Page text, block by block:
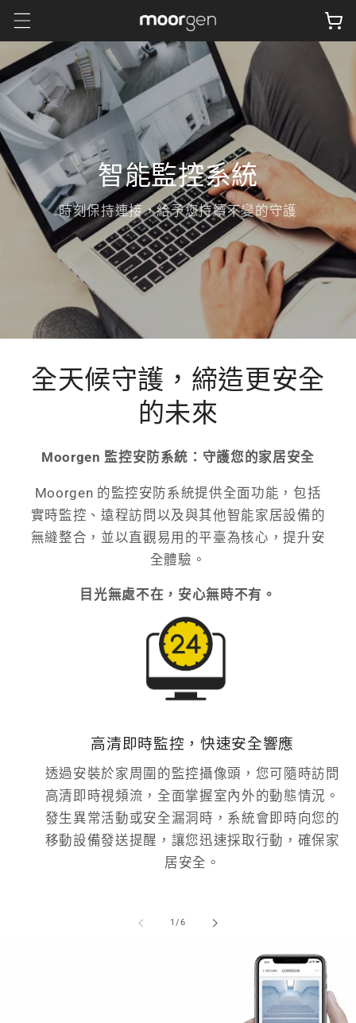
跳至內
容
物
車
智能監控系統
時刻保持連接，給予您持續不變的守護
全天候守護，締造更安全
的未來
Moorgen 監控安防系統：守護您的家居安全
Moorgen 的監控安防系統提供全面功能，包括
實時監控、遠程訪問以及與其他智能家居設備的
無縫整合，並以直觀易用的平臺為核心，提升安
全體驗。
目光無處不在，安心無時不有。
高清即時監控，快速安全響應
透過安裝於家周圍的監控攝像頭，您可隨時訪問
高清即時視頻流，全面掌握室內外的動態情況。
發生異常活動或安全漏洞時，系統會即時向您的
移動設備發送提醒，讓您迅速採取行動，確保家
居安全。
1//6